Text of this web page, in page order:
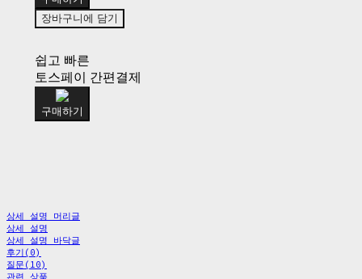
장바구니에 담기
쉽고 빠른
토스페이 간편결제
구매하기
상세 설명 머리글
상세 설명
상세 설명 바닥글
후기(0)
질문(10)